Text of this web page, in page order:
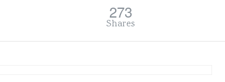
273
Shares